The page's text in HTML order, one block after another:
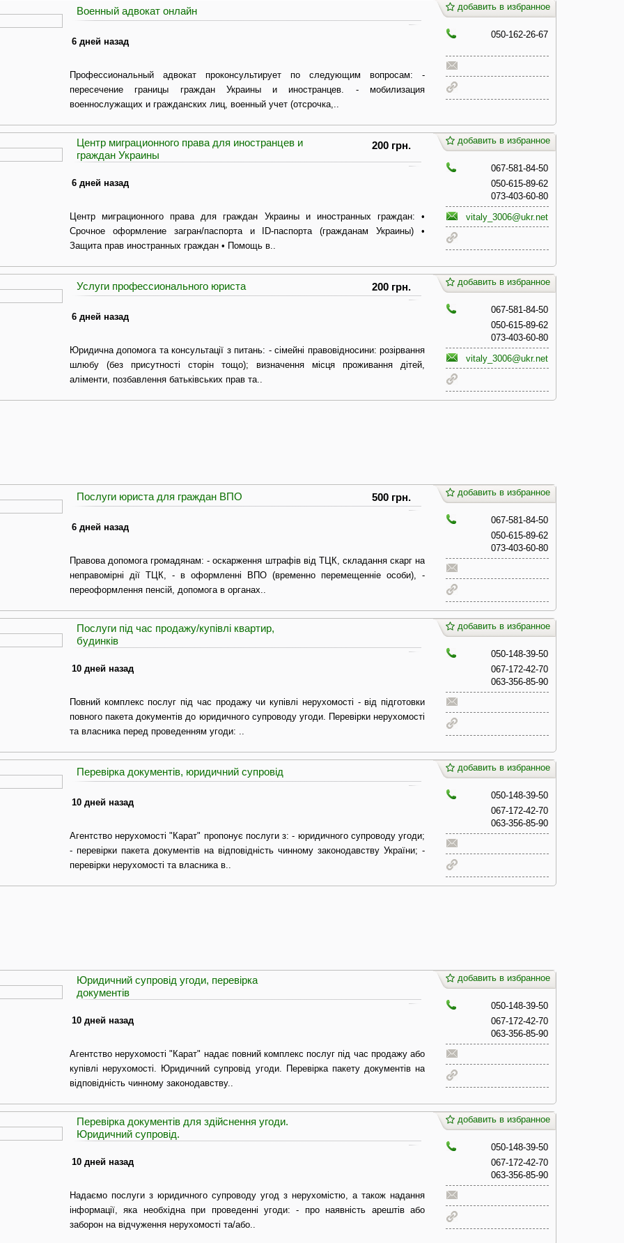
Военный адвокат онлайн
6 дней назад
Профессиональный адвокат проконсультирует по следующим вопросам: -
пересечение границы граждан Украины и иностранцев. - мобилизация
военнослужащих и гражданских лиц, военный учет (отсрочка,..
добавить в избранное
050-162-26-67
Центр миграционного права для иностранцев и
граждан Украины
200 грн.
6 дней назад
Центр миграционного права для граждан Украины и иностранных граждан: •
Срочное оформление загран/паспорта и ID-паспорта (гражданам Украины) •
Защита прав иностранных граждан • Помощь в..
добавить в избранное
067-581-84-50
050-615-89-62
073-403-60-80
vitaly_3006@ukr.net
Услуги профессионального юриста 200 грн.
6 дней назад
Юридична допомога та консультації з питань: - сімейні правовідносини: розірвання
шлюбу (без присутності сторін тощо); визначення місця проживання дітей,
аліменти, позбавлення батьківських прав та..
добавить в избранное
067-581-84-50
050-615-89-62
073-403-60-80
vitaly_3006@ukr.net
Послуги юриста для граждан ВПО 500 грн.
6 дней назад
Правова допомога громадянам: - оскарження штрафів від ТЦК, складання скарг на
неправомірні дії ТЦК, - в оформленні ВПО (временно перемещенніе особи), -
переоформлення пенсій, допомога в органах..
добавить в избранное
067-581-84-50
050-615-89-62
073-403-60-80
Послуги під час продажу/купівлі квартир,
будинків
10 дней назад
Повний комплекс послуг під час продажу чи купівлі нерухомості - від підготовки
повного пакета документів до юридичного супроводу угоди. Перевірки нерухомості
та власника перед проведенням угоди: ..
добавить в избранное
050-148-39-50
067-172-42-70
063-356-85-90
Перевірка документів, юридичний супровід
10 дней назад
Агентство нерухомості "Карат" пропонує послуги з: - юридичного супроводу угоди;
- перевірки пакета документів на відповідність чинному законодавству України; -
перевірки нерухомості та власника в..
добавить в избранное
050-148-39-50
067-172-42-70
063-356-85-90
Юридичний супровід угоди, перевірка
документів
10 дней назад
Агентство нерухомості "Карат" надає повний комплекс послуг під час продажу або
купівлі нерухомості. Юридичний супровід угоди. Перевірка пакету документів на
відповідність чинному законодавству..
добавить в избранное
050-148-39-50
067-172-42-70
063-356-85-90
Перевірка документів для здійснення угоди.
Юридичний супровід.
10 дней назад
Надаємо послуги з юридичного супроводу угод з нерухомістю, а також надання
інформації, яка необхідна при проведенні угоди: - про наявність арештів або
заборон на відчуження нерухомості та/або..
добавить в избранное
050-148-39-50
067-172-42-70
063-356-85-90